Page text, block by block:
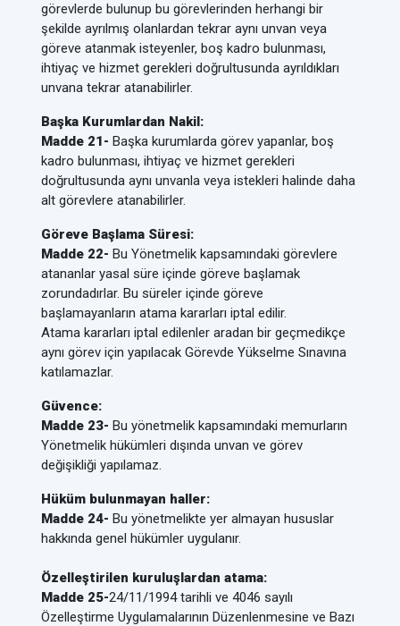
görevlerde bulunup bu görevlerinden herhangi bir
şekilde ayrılmış olanlardan tekrar aynı unvan veya
göreve atanmak isteyenler, boş kadro bulunması,
ihtiyaç ve hizmet gerekleri doğrultusunda ayrıldıkları
unvana tekrar atanabilirler.
Başka Kurumlardan Nakil:
Madde 21- Başka kurumlarda görev yapanlar, boş
kadro bulunması, ihtiyaç ve hizmet gerekleri
doğrultusunda aynı unvanla veya istekleri halinde daha
alt görevlere atanabilirler.
Göreve Başlama Süresi:
Madde 22- Bu Yönetmelik kapsamındaki görevlere
atananlar yasal süre içinde göreve başlamak
zorundadırlar. Bu süreler içinde göreve
başlamayanların atama kararları iptal edilir.
Atama kararları iptal edilenler aradan bir geçmedikçe
aynı görev için yapılacak Görevde Yükselme Sınavına
katılamazlar.
Güvence:
Madde 23- Bu yönetmelik kapsamındaki memurların
Yönetmelik hükümleri dışında unvan ve görev
değişikliği yapılamaz.
Hüküm bulunmayan haller:
Madde 24- Bu yönetmelikte yer almayan hususlar
hakkında genel hükümler uygulanır.
Özelleştirilen kuruluşlardan atama:
Madde 25-24/11/1994 tarihli ve 4046 sayılı
Özelleştirme Uygulamalarının Düzenlenmesine ve Bazı